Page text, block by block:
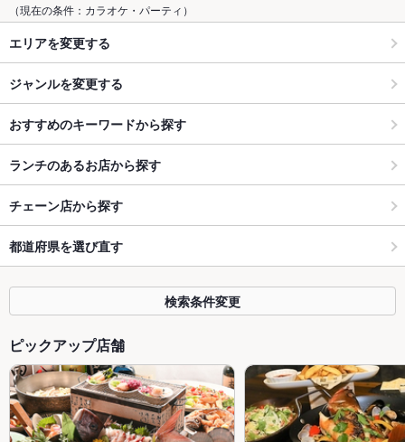
（現在の条件：カラオケ・パーティ）
エリアを変更する
ジャンルを変更する
おすすめのキーワードから探す
ランチのあるお店から探す
チェーン店から探す
都道府県を選び直す
検索条件変更
ピックアップ店舗